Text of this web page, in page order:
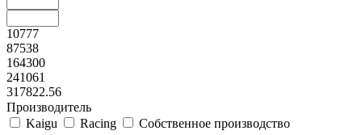
10777
87538
164300
241061
317822.56
Производитель
Kaigu
Racing Собственное производство